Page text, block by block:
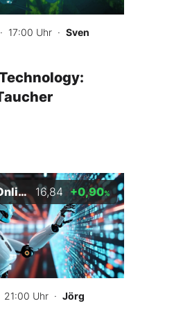
· 17:00 Uhr · Sven
Index 16,84 +0,90%
21:00 Uhr · Jörg